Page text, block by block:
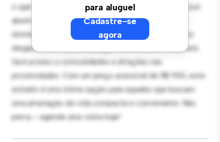
para aluguel
Cadastre-se
agora
o que você precisa para uma vida confortável. O layout
aberto proporciona um espaço versátil para viver e
dormir, com uma kitchenette moderna e um banheiro
elegante. Com sua localização conveniente, você terá
fácil acesso a comodidades e atrações nas
proximidades. Com um preço acessível de R$ 950, este
estúdio é uma ótima opção para aqueles que buscam
uma arrumação de vida compacta e conveniente. Não
perca – agende uma visita hoje!